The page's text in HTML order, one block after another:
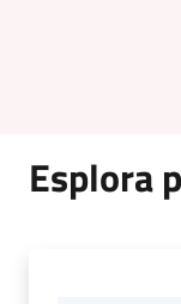
Esplora